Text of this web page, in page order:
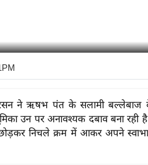
ने ऋषभ पंत के सलामी
उन पर अनावश्यक दबाव बना रही
छोड़कर निचले क्रम में आकर अपने